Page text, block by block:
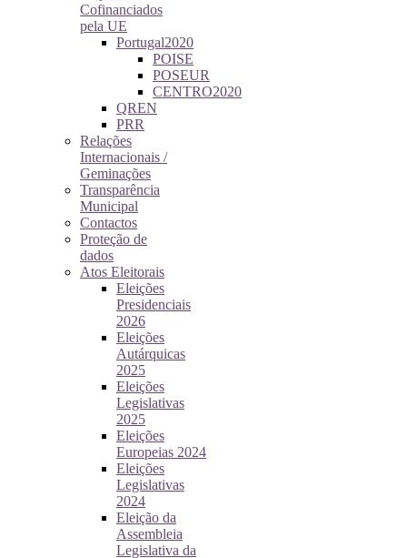
Cofinanciados
pela UE
Portugal2020
POISE
POSEUR
CENTRO2020
QREN
PRR
Relações
Internacionais /
Geminações
Transparência
Municipal
Contactos
Proteção de
dados
Atos Eleitorais
Eleições
Presidenciais
2026
Eleições
Autárquicas
2025
Eleições
Legislativas
2025
Eleições
Europeias 2024
Eleições
Legislativas
2024
Eleição da
Assembleia
Legislativa da